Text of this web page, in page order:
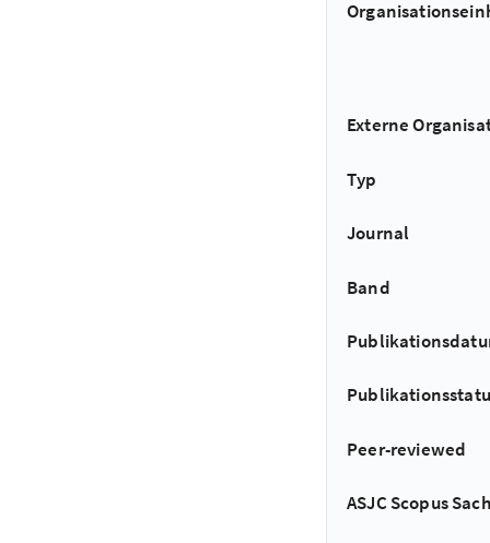
Externe
Typ
Journal
Band
Peer-reviewed
ASJC Scopus